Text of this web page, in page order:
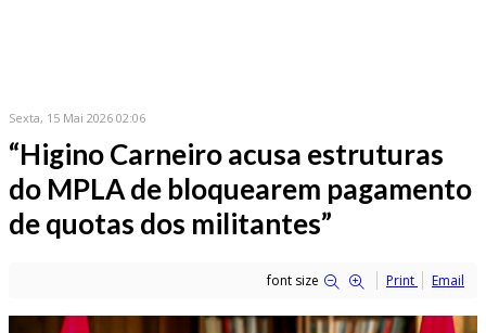
Sexta, 15 Mai 2026 02:06
“Higino Carneiro acusa estruturas
do MPLA de bloquearem pagamento
de quotas dos militantes”
font size Print Email